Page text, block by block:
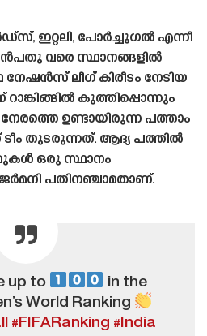
ഇറ്റലി, പോർച്ചുഗൽ എന്നീ
വരെ സ്ഥാനങ്ങളിൽ
ലീഗ് കിരീടം നേടിയ
റാങ്കിങ്ങിൽ കുത്തിപ്പൊന്നും
നേരത്തെ ഉണ്ടായിരുന്ന പത്താം
തുടരുന്നത്. ആദ്യ പത്തിൽ
ഒരു സ്ഥാനം
പതിനഞ്ചാമതാണ്.
up to
in the
World Ranking
#FIFARanking #India